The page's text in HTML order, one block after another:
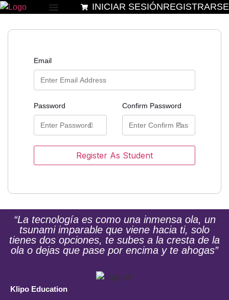
INICIAR SESIÓNREGISTRARSE
Email
Password Confirm Password
Register As Student
“La tecnología es como una inmensa ola, un
tsunami imparable que viene hacia ti, solo
tienes dos opciones, te subes a la cresta de la
ola o dejas que pase por encima y te ahogas”
Klipo Education